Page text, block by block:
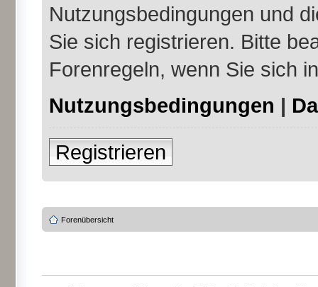
Nutzungsbedingungen und
Sie sich registrieren. Bitte
Forenregeln, wenn Sie sich
Nutzungsbedingungen |
Registrieren
Forenübersicht